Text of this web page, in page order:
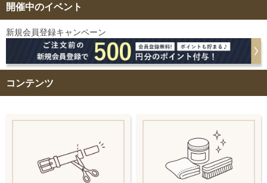
開催中のイベント
新規会員登録キャンペーン
コンテンツ